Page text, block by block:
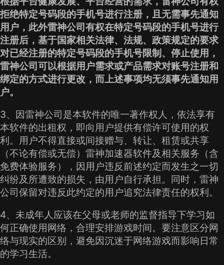
拒绝特定号码段的手机号进行注册，且无需事先通知
用户，此外雷神公司有权在特定号码段的手机号进行
注册后，基于国家相关法律、法规、政策规定的要求
对已经注册的特定号码段的手机号限制、停止使用，
雷神公司可以根据用户需求或产品需求对账号注册和
绑定的方式进行更改，而上述事项均无须事先通知用
户。
3、因雷神公司是本软件的唯一著作权人，依法享有
本软件的出租权，即向用户提供有偿许可使用的权
利。用户不得直接或间接赠与、转让、租赁或共享
（不论有偿或无偿）雷神加速器软件及相关服务（含
免费体验服务），因用户违反前述约定而发生之一切
纠纷及所遭致的损失，由用户自行承担。同时，雷神
公司保留对违反此约定的用户追究法律责任的权利。
4、未成年人应该在父母或老师的监督指导下学习如
何正确使用网络，合理安排游戏时间。要注意区分网
络与现实的区别，避免因沉迷于网络游戏而影响日常
的学习生活。